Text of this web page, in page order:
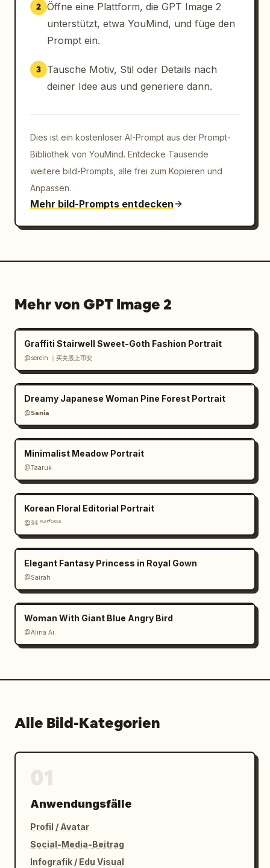
2 Öffne eine Plattform, die GPT Image 2
unterstützt, etwa YouMind, und füge den
Prompt ein.
3
Tausche Motiv, Stil oder Details nach
deiner Idee aus und generiere dann.
Dies ist ein kostenloser AI-Prompt aus der Prompt-
Bibliothek von YouMind. Entdecke Tausende
weitere bild-Prompts, alle frei zum Kopieren und
Anpassen.
Mehr bild-Prompts entdecken
Mehr von GPT Image 2
Graffiti Stairwell Sweet-Goth Fashion Portrait
@serein ｜买美股上币安
Dreamy Japanese Woman Pine Forest Portrait
@𝗦𝗮𝗻𝗶𝗮
Minimalist Meadow Portrait
@Taaruk
Korean Floral Editorial Portrait
@𝟡𝟜 ᴾᴸᴬʸᶠᴼᴿᴳᴱ
Elegant Fantasy Princess in Royal Gown
@Sairah
Woman With Giant Blue Angry Bird
@Alina Ai
Alle Bild-Kategorien
Anwendungsfälle
Profil / Avatar
Social-Media-Beitrag
Infografik / Edu Visual